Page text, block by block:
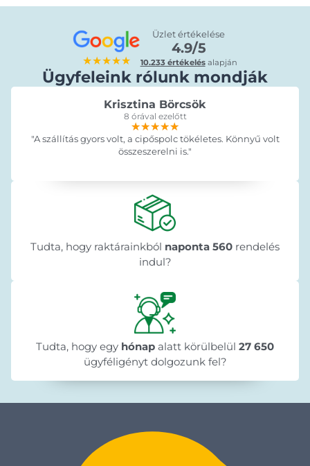
★★★★★
Üzlet értékelése
4.9/5
10.233 értékelésalapján
Ügyfeleink rólunk mondják
Krisztina Börcsök
8 órával ezelőtt
★★★★★
★★★★★
★★★★★
"A szállítás gyors volt, a cipőspolc tökéletes. Könnyű volt
összeszerelni is."
Tudta, hogy raktárainkból naponta 560 rendelés
indul?
Tudta, hogy egy hónap alatt körülbelül 27 650
ügyféligényt dolgozunk fel?